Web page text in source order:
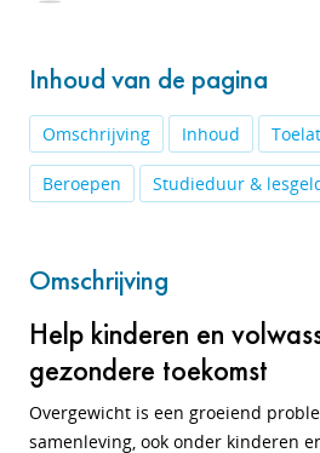
Inhoud van de pagina
Omschrijving Inhoud
Beroepen Studieduur &
Omschrijving
Help kinderen en
gezondere toekomst
Overgewicht is een groeiend
samenleving, ook onder kinderen